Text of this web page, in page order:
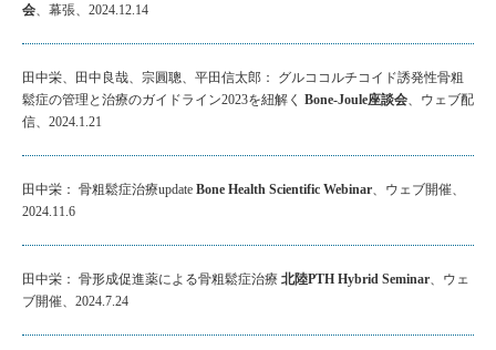
会、幕張、2024.12.14
田中栄、田中良哉、宗圓聰、平田信太郎： グルココルチコイド誘発性骨粗
鬆症の管理と治療のガイドライン2023を紐解く Bone-Joule座談会、ウェブ配
信、2024.1.21
田中栄： 骨粗鬆症治療update Bone Health Scientific Webinar、ウェブ開催、
2024.11.6
田中栄： 骨形成促進薬による骨粗鬆症治療 北陸PTH Hybrid Seminar、ウェ
ブ開催、2024.7.24